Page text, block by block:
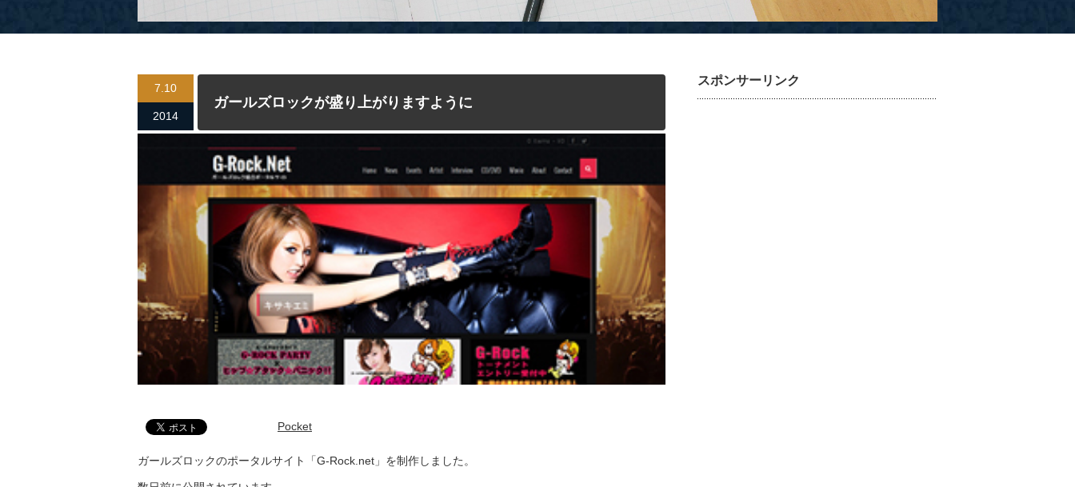
7.10
2014
ガールズロックが盛り上がりますように
Pocket
ガールズロックのポータルサイト「G-Rock.net」を制作しました。
スポンサーリンク